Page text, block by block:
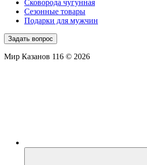
Сковорода чугунная
Сезонные товары
Подарки для мужчин
Задать вопрос
Мир Казанов 116 © 2026